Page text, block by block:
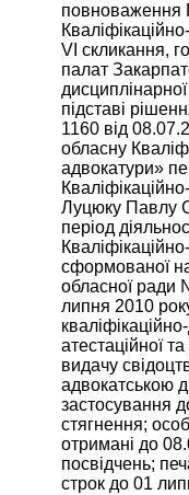
повноваження
VІ скликання,
палат
дисциплінарної
підставі
1160 від
обласну
адвокатури»
Луцюку Павлу
період
сформованої
обласної ради
липня 2010
атестаційної
видачу
адвокатською
застосування
стягнення;
отримані до
посвідчень;
строк до 01